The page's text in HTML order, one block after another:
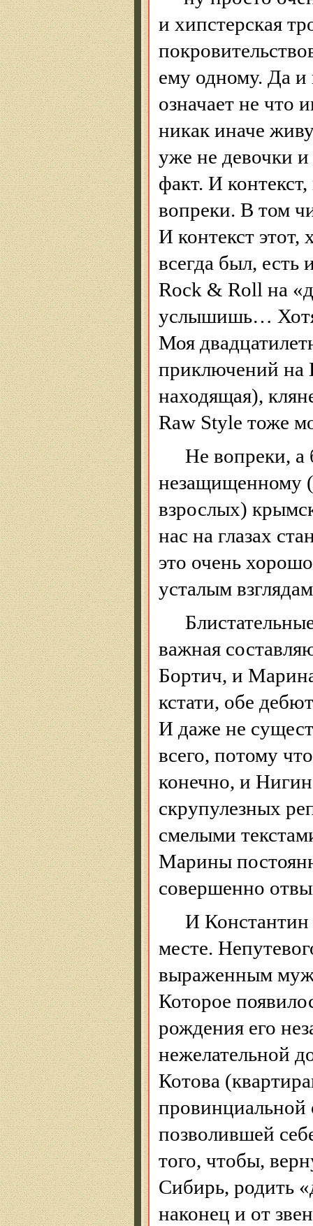
и хипстерская
ему одному. Да и
означает не что
никак иначе
уже не девочки
факт. И
вопреки. В том
И контекст этот,
всегда был, есть
Rock & Roll на
услышишь… Х
Моя
приключений на
находящая),
Raw Style тоже
Не вопреки, а
незащищенному
взрослых)
нас на глазах
это очень
усталым
важная
Бортич, и
кстати, обе
И даже не
всего, потому
конечно, и
скрупулезных
смелыми
Марины
совершенно
И Константин
месте.
выраженным
Которое
рождения его
нежелательной
Котова
позволившей
того, чтобы,
Сибирь, родить
наконец и от